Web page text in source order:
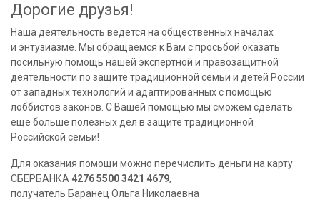
Дорогие друзья!
Наша деятельность ведется на общественных началах
и энтузиазме. Мы обращаемся к Вам с просьбой оказать
посильную помощь нашей экспертной и правозащитной
деятельности по защите традиционной семьи и детей России
от западных технологий и адаптированных с помощью
лоббистов законов. С Вашей помощью мы сможем сделать
еще больше полезных дел в защите традиционной
Российской семьи!
Для оказания помощи можно перечислить деньги на карту
СБЕРБАНКА 4276 5500 3421 4679,
получатель Баранец Ольга Николаевна